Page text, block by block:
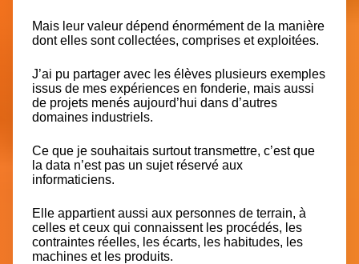
Mais leur valeur dépend énormément de la manière
dont elles sont collectées, comprises et exploitées.
J’ai pu partager avec les élèves plusieurs exemples
issus de mes expériences en fonderie, mais aussi
de projets menés aujourd’hui dans d’autres
domaines industriels.
Ce que je souhaitais surtout transmettre, c’est que
la data n’est pas un sujet réservé aux
informaticiens.
Elle appartient aussi aux personnes de terrain, à
celles et ceux qui connaissent les procédés, les
contraintes réelles, les écarts, les habitudes, les
machines et les produits.